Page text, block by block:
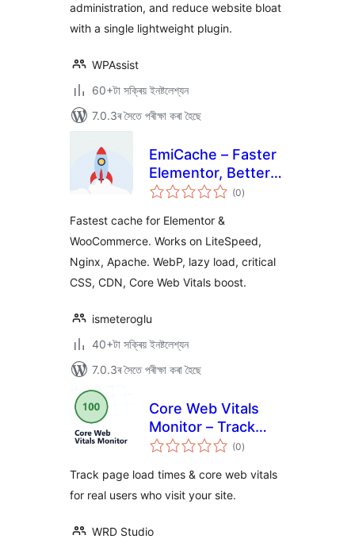
administration, and reduce website bloat
with a single lightweight plugin.
WPAssist
60+টা সক্ৰিয় ইনষ্টলেশ্যন
7.0.3ৰ সৈতে পৰীক্ষা কৰা হৈছে
EmiCache – Faster
Elementor, Better
PageSpeed (0টা
মুঠ)
Fastest cache for Elementor &
WooCommerce. Works on LiteSpeed,
Nginx, Apache. WebP, lazy load, critical
CSS, CDN, Core Web Vitals boost.
ismeteroglu
40+টা সক্ৰিয় ইনষ্টলেশ্যন
7.0.3ৰ সৈতে পৰীক্ষা কৰা হৈছে
Core Web Vitals
Monitor – Track
your Page Speed &
Users
(0টা
মুঠ)
Track page load times & core web vitals
for real users who visit your site.
WRD Studio